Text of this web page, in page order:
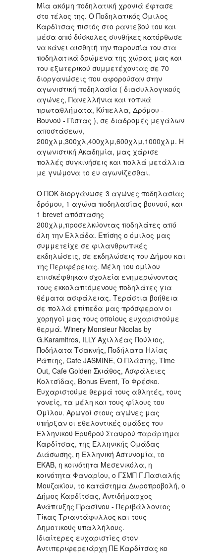
Μία ακόμη ποδηλατική χρονιά έφτασε
στο τέλος της. Ο Ποδηλατικός Όμιλος
Καρδίτσας πιστός στο ραντεβού του και
μέσα από δύσκολες συνθήκες κατόρθωσε
να κάνει αισθητή την παρουσία του στα
ποδηλατικά δρώμενα της χώρας μας και
του εξωτερικού συμμετέχοντας σε 70
διοργανώσεις που αφορούσαν στην
αγωνιστική ποδηλασία ( διασυλλογικούς
αγώνες, Πανελλήνια και τοπικά
πρωταθλήματα, Κύπελλα, Δρόμου -
Βουνού - Πίστας ), σε διαδρομές μεγάλων
αποστάσεων,
200χλμ,300χλ,400χλμ,600χλμ,1000χλμ. Η
αγωνιστική Ακαδημία, μας χάρισε
πολλές συγκινήσεις και πολλά μετάλλια
με γνώμονα το ευ αγωνίζεσθαι.
Ο ΠΟΚ διοργάνωσε 3 αγώνες ποδηλασίας
δρόμου, 1 αγώνα ποδηλασίας βουνού, και
1 brevet απόστασης
200χλμ,προσελκύοντας ποδηλάτες από
όλη την Ελλάδα. Επίσης ο όμιλος μας
συμμετείχε σε φιλανθρωπικές
εκδηλώσεις, σε εκδηλώσεις του Δήμου και
της Περιφέρειας. Μέλη του ομίλου
επισκέφθηκαν σχολεία ενημερώνοντας
τους εκκολαπτόμενους ποδηλάτες για
θέματα ασφάλειας. Τεράστια βοήθεια
σε πολλά επίπεδα μας πρόσφεραν οι
χορηγοί μας τους οποίους ευχαριστούμε
θερμά. Winery Monsieur Nicolas by
G.Karamitros, ILLY Αχιλλέας Πούλιος,
Ποδήλατα Τσακνής, Ποδήλατα Ηλίας
Ράπτης, Cafe JASMINE, Ο Πλάστης, Τime
Out, Cafe Golden Σκιάθος, Ασφάλειες
Κολτσίδας, Bonus Event, To Φρέσκο.
Ευχαριστούμε θερμά τους αθλητές, τους
γονείς, τα μέλη και τους φίλους του
Ομίλου. Αρωγοί στους αγώνες μας
υπήρξαν οι εθελοντικές ομάδες του
Ελληνικού Ερυθρού Σταυρού παράρτημα
Καρδίτσας, της Ελληνικής Ομάδας
Διάσωσης, η Ελληνική Αστυνομία, το
ΕΚΑΒ, η κοινότητα Μεσενικόλα, η
κοινότητα Φαναρίου, ο ΓΣΜΠ Γ.Πασιαλής
Μουζακίου, το κατάστημα Δωροπροβολή, ο
Δήμος Καρδίτσας, Αντιδήμαρχος
Ανάπτυξης Πρασίνου - Περιβάλλοντος
Τίκας Τριαντάφυλλος και τους
Δημοτικούς υπαλλήλους.
Ιδιαίτερες ευχαριστίες στον
Αντιπεριφερειάρχη ΠΕ Καρδίτσας κο